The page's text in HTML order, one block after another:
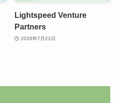
Lightspeed Venture
Partners
2026年7月21日